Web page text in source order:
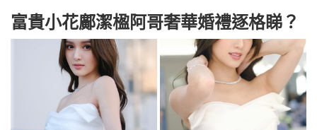
富貴小花鄺潔楹阿哥奢華婚禮逐格睇？